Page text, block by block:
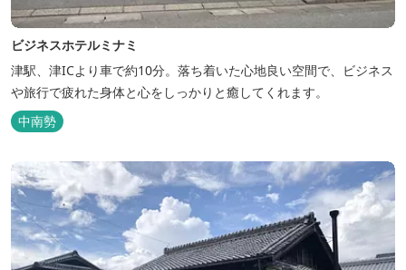
ビジネスホテルミナミ
津駅、津ICより車で約10分。落ち着いた心地良い空間で、ビジネス
や旅行で疲れた身体と心をしっかりと癒してくれます。
中南勢